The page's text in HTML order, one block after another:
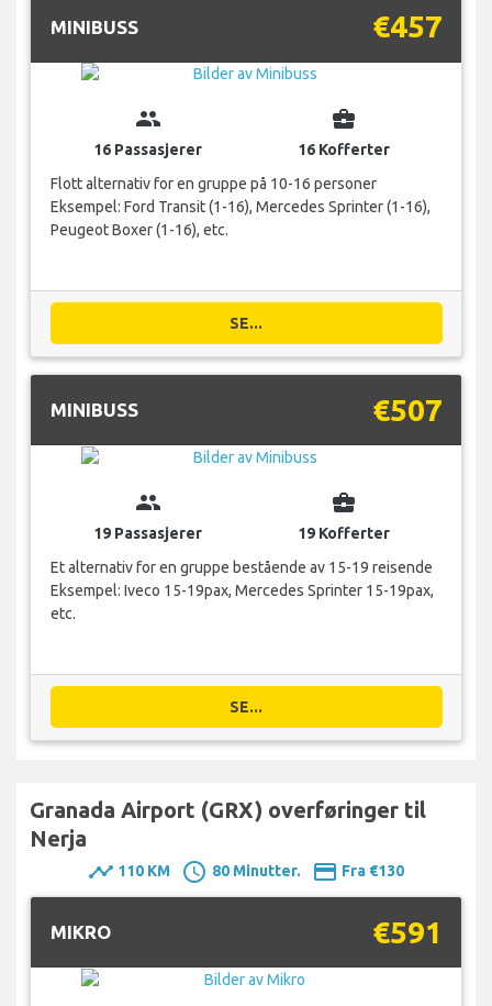
MINIBUSS €457
group
16 Passasjerer
business_center
16 Kofferter
Flott alternativ for en gruppe på 10-16 personer
Eksempel: Ford Transit (1-16), Mercedes Sprinter (1-16),
Peugeot Boxer (1-16), etc.
SE...
MINIBUSS €507
group
19 Passasjerer
business_center
19 Kofferter
Et alternativ for en gruppe bestående av 15-19 reisende
Eksempel: Iveco 15-19pax, Mercedes Sprinter 15-19pax,
etc.
SE...
Granada Airport (GRX) overføringer til
Nerja
timeline 110 KM schedule 80 Minutter. payment Fra €130
MIKRO €591